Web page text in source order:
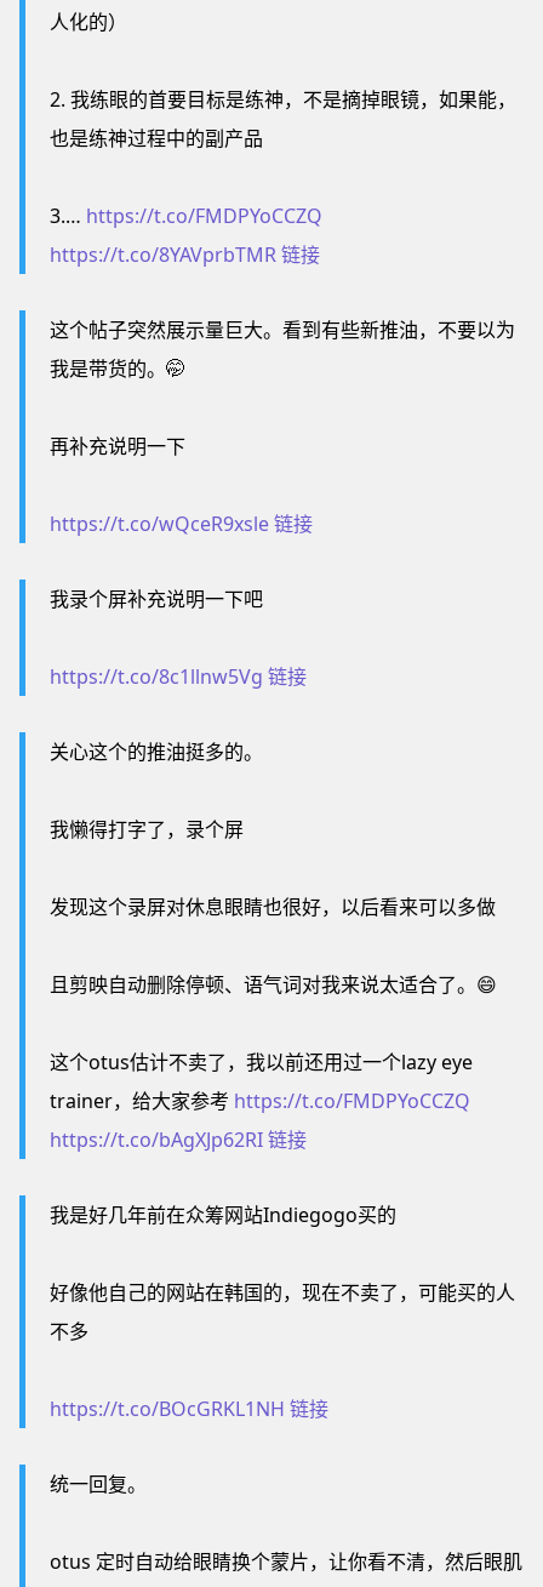
人化的）
2. 我练眼的首要目标是练神，不是摘掉眼镜，如果能，
也是练神过程中的副产品
3.… https://t.co/FMDPYoCCZQ
https://t.co/8YAVprbTMR链接
这个帖子突然展示量巨大。看到有些新推油，不要以为
我是带货的。🤭
再补充说明一下
https://t.co/wQceR9xsle链接
我录个屏补充说明一下吧
https://t.co/8c1llnw5Vg 链接
关心这个的推油挺多的。
我懒得打字了，录个屏
发现这个录屏对休息眼睛也很好，以后看来可以多做
且剪映自动删除停顿、语气词对我来说太适合了。😄
这个otus估计不卖了，我以前还用过一个lazy eye
trainer，给大家参考 https://t.co/FMDPYoCCZQ
https://t.co/bAgXJp62RI链接
我是好几年前在众筹网站Indiegogo买的
好像他自己的网站在韩国的，现在不卖了，可能买的人
不多
https://t.co/BOcGRKL1NH 链接
统一回复。
otus 定时自动给眼睛换个蒙片，让你看不清，然后眼肌